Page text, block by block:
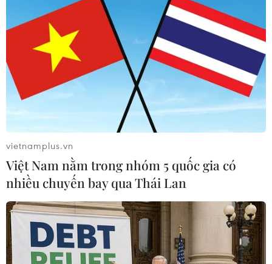
Chủ tịch nước Nguyễn Xuân Phúc với các đại biểu. (Ảnh: Thống
Nhất/TTXVN)
vietnamplus.vn
Việt Nam nằm trong nhóm 5 quốc gia có
nhiều chuyến bay qua Thái Lan